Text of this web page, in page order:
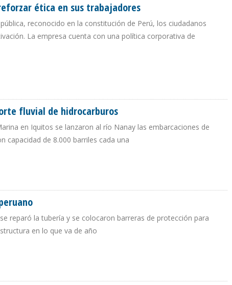
ética en sus trabajadores
reconocido en la constitución de Perú, los ciudadanos
La empresa cuenta con una política corporativa de
fluvial de hidrocarburos
en Iquitos se lanzaron al río Nanay las embarcaciones de
capacidad de 8.000 barriles cada una
reparó la tubería y se colocaron barreras de protección para
en lo que va de año